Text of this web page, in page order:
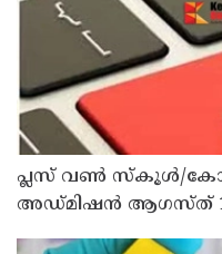
പ്ലസ് വൺ സ്‌കൂൾ/
അഡ്മിഷൻ ആഗസ്ത്